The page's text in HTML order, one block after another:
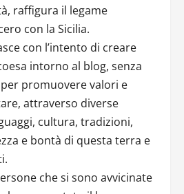
raffigura il legame
con la Sicilia.
con l’intento di creare
intorno al blog, senza
promuovere valori e
attraverso diverse
cultura, tradizioni,
e bontà di questa terra e
che si sono avvicinate